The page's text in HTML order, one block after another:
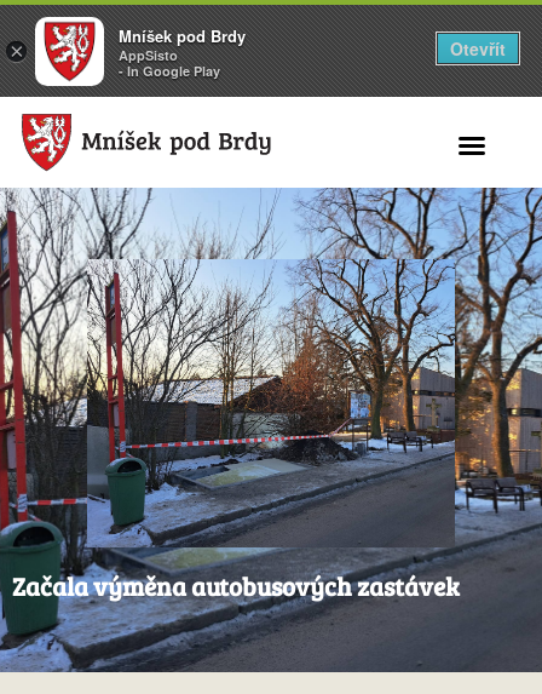
Začala výměna autobusových zastávek
×
Mníšek pod Brdy
AppSisto
- In Google Play
Otevřít